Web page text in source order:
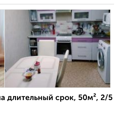
длительный срок, 50м², 2/5